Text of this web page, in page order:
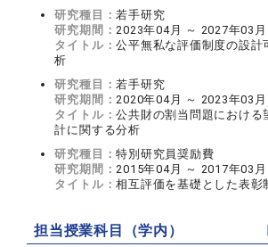
研究種目：若手研究
研究期間：2023年04月 ～ 2027年03月
タイトル：公平無私な評価制度の設計
析
研究種目：若手研究
研究期間：2020年04月 ～ 2023年03月
タイトル：公共財の割当問題における
計に関する分析
研究種目：特別研究員奨励費
研究期間：2015年04月 ～ 2017年03月
タイトル：相互評価を基礎とした表彰
担当授業科目（学内）